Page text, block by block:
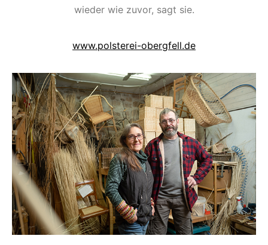
wieder wie zuvor, sagt sie.
www.polsterei-obergfell.de